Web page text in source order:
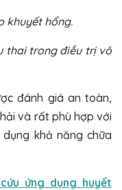
khuyết hổng.
thai trong điều trị vô
đánh giá an toàn,
và rất phù hợp với
khả năng chữa
ứng dụng huyết